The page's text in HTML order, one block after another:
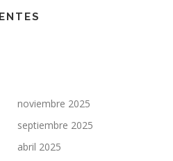
noviembre 2025
septiembre 2025
abril 2025